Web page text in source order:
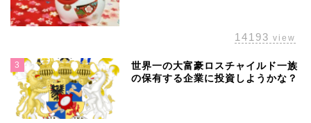
14193 view
3
世界一の大富豪ロスチャイルド一族
の保有する企業に投資しようかな？